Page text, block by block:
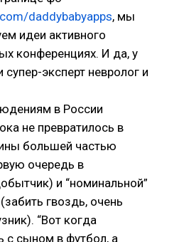
daddybabyapps, мы
идеи активного
конференциях. И да, у
эксперт невролог и
в России
не превратилось в
большей частью
очередь в
и “номинальной”
гвоздь, очень
“Вот когда
с сыном в футбол, а